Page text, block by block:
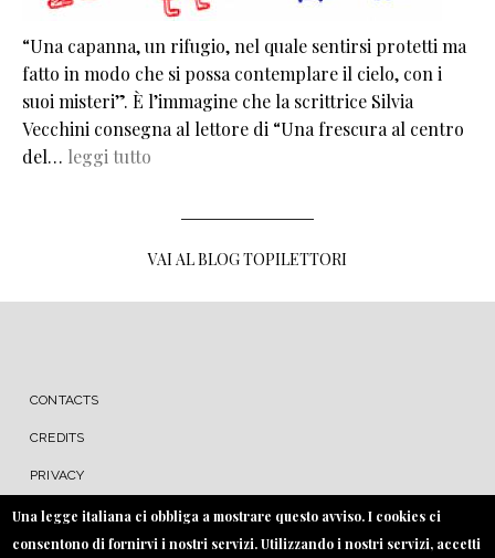
“Una capanna, un rifugio, nel quale sentirsi protetti ma
fatto in modo che si possa contemplare il cielo, con i
suoi misteri”. È l’immagine che la scrittrice Silvia
Vecchini consegna al lettore di “Una frescura al centro
del… leggi tutto
VAI AL BLOG TOPILETTORI
MENU FOOTER
CONTACTS
CREDITS
PRIVACY
COOKIE
Una legge italiana ci obbliga a mostrare questo avviso. I cookies ci
consentono di fornirvi i nostri servizi. Utilizzando i nostri servizi, accetti